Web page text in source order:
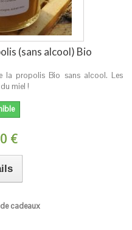
(sans alcool) Bio
la propolis Bio sans alcool. Les
miel !
€
cadeaux